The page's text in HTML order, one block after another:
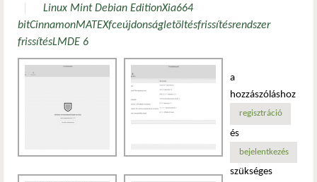
Linux Mint Debian EditionXia664
bitCinnamonMATEXfceújdonságletöltésfrissítésrendszer
frissítésLMDE 6
a
hozzászóláshoz
regisztráció
és
bejelentkezés
szükséges